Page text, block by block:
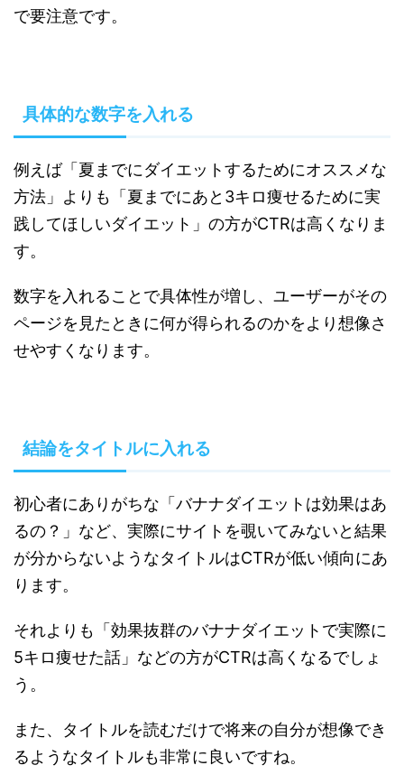
で要注意です。
具体的な数字を入れる
例えば「夏までにダイエットするためにオススメな
方法」よりも「夏までにあと3キロ痩せるために実
践してほしいダイエット」の方がCTRは高くなりま
す。
数字を入れることで具体性が増し、ユーザーがその
ページを見たときに何が得られるのかをより想像さ
せやすくなります。
結論をタイトルに入れる
初心者にありがちな「バナナダイエットは効果はあ
るの？」など、実際にサイトを覗いてみないと結果
が分からないようなタイトルはCTRが低い傾向にあ
ります。
それよりも「効果抜群のバナナダイエットで実際に
5キロ痩せた話」などの方がCTRは高くなるでしょ
う。
また、タイトルを読むだけで将来の自分が想像でき
るようなタイトルも非常に良いですね。